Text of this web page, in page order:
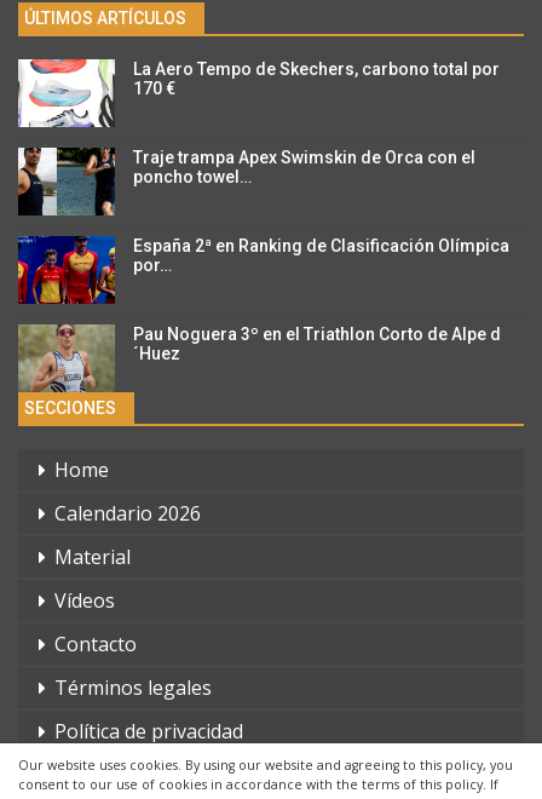
Our website uses cookies. By using our website and agreeing to this policy, you
consent to our use of cookies in accordance with the terms of this policy. If
ÚLTIMOS ARTÍCULOS
La Aero Tempo de Skechers, carbono total por
170 €
Traje trampa Apex Swimskin de Orca con el
poncho towel…
España 2ª en Ranking de Clasificación Olímpica
por…
Pau Noguera 3º en el Triathlon Corto de Alpe d
´Huez
SECCIONES
Home
Calendario 2026
Material
Vídeos
Contacto
Términos legales
Política de privacidad